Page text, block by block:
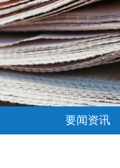
要闻资讯